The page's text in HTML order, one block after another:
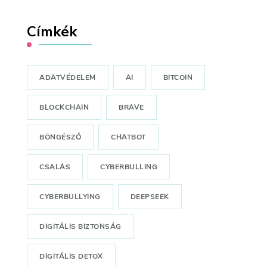
Címkék
ADATVÉDELEM AI BITCOIN
BLOCKCHAIN BRAVE
BÖNGÉSZŐ CHATBOT
CSALÁS CYBERBULLING
CYBERBULLYING DEEPSEEK
DIGITÁLIS BIZTONSÁG
DIGITÁLIS DETOX